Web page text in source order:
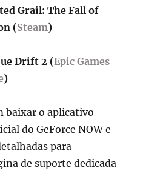
Grail: The Fall of
(Steam)
Drift 2 (Epic Games
)
baixar o aplicativo
do GeForce NOW e
para
de suporte dedicada